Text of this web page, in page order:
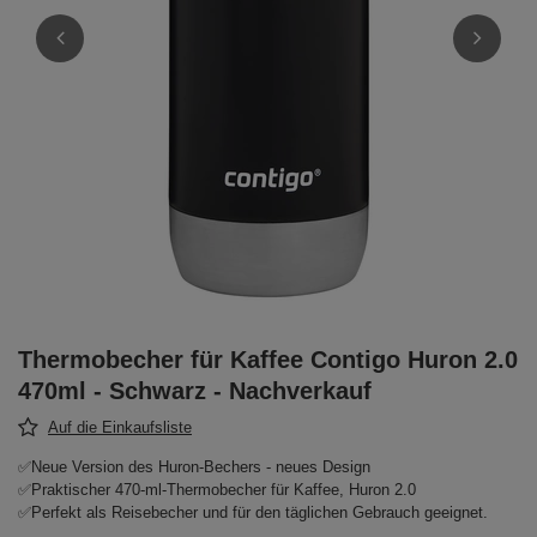
Thermobecher für Kaffee Contigo Huron 2.0
470ml - Schwarz - Nachverkauf
Auf die Einkaufsliste
✅Neue Version des Huron-Bechers - neues Design
✅Praktischer 470-ml-Thermobecher für Kaffee, Huron 2.0
✅Perfekt als Reisebecher und für den täglichen Gebrauch geeignet.